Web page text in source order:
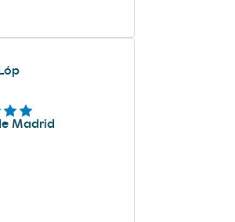
Madrid